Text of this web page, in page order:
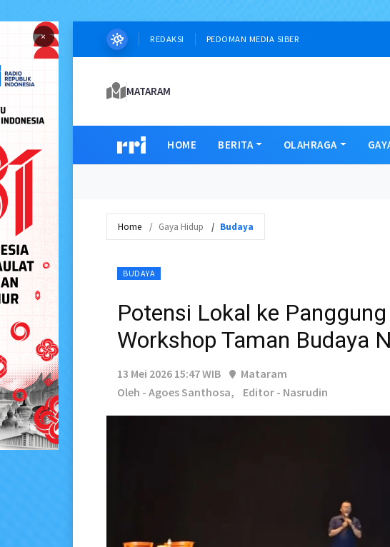
× REDAKSI PEDOMAN MEDIA SIBER
MATARAM
HOME BERITA OLAHRAGA
Home Gaya Hidup Budaya
BUDAYA
Potensi Lokal ke
Workshop Taman Budaya
13 Mei 2026 15:47 WIB
Mataram
Oleh - Agoes Santhosa,
Editor - Nasrudin